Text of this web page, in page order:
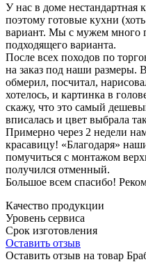
У нас в доме нестандартная
поэтому готовые кухни
вариант. Мы с мужем много
подходящего варианта.
После всех походов по
на заказ под наши размеры.
обмерил, посчитал,
хотелось, и картинка в
скажу, что это самый
вписалась и цвет выбрала
Примерно через 2 недели
красавицу! «Благодаря»
помучиться с монтажом
получился отменный.
Большое всем спасибо!
Качество продукции
Уровень сервиса
Срок изготовления
Оставить отзыв
Оставить отзыв на товар